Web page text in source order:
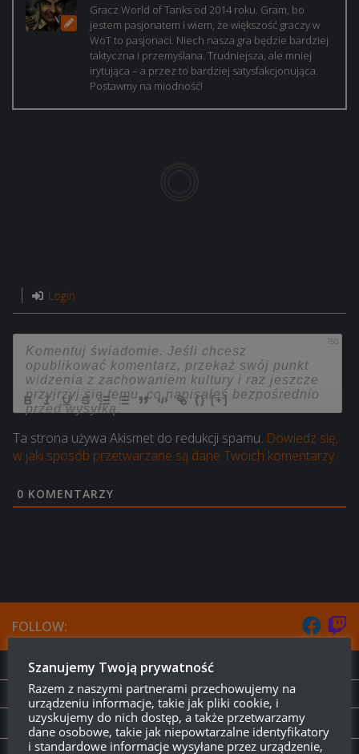
Gracz World of Tanks od 2014 roku. Gram, bo
jestem pasjonatem i wiem, że większość graczy w
WoT to pasjonaci. Niech nasza gra będzie bardziej
taktyczna i przemyślana. Trudniejsza, ale mniej
irytująca – a przez to bardziej satysfakcjonująca.
Postawmy na miodność!
Login
750
{} [+]
Ta strona używa Akismet do redukcji spamu. Dowiedz się,
w jaki sposób przetwarzane są dane Twoich komentarzy.
0 KOMENTARZY
FOLLOW:
NEXT STORY
Prosto z Supertestu: Strv 74
PREVIOUS STORY
Szanujemy Twoją prywatność
Razem z naszymi partnerami przechowujemy na
urządzeniu informacje, takie jak pliki cookie, i
uzyskujemy do nich dostęp, a także przetwarzamy
dane osobowe, takie jak niepowtarzalne identyfikatory
i standardowe informacje wysyłane przez urządzenie,